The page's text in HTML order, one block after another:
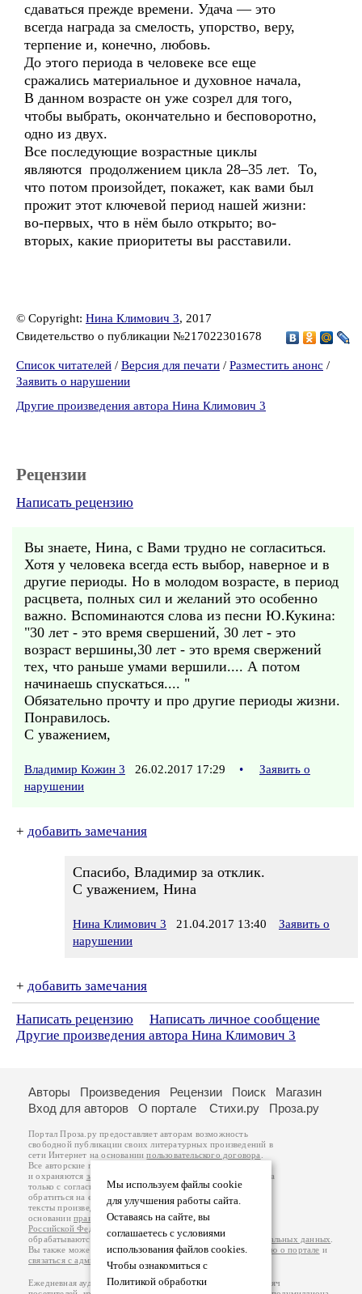
сдаваться прежде времени. Удача — это
всегда награда за смелость, упорство, веру,
терпение и, конечно, любовь.
До этого периода в человеке все еще
сражались материальное и духовное начала,
В данном возрасте он уже созрел для того,
чтобы выбрать, окончательно и бесповоротно,
одно из двух.
Все последующие возрастные циклы
являются продолжением цикла 28–35 лет. То,
что потом произойдет, покажет, как вами был
прожит этот ключевой период нашей жизни:
во-первых, что в нём было открыто; во-
вторых, какие приоритеты вы расставили.
© Copyright: Нина Климович 3, 2017
Свидетельство о публикации №217022301678
Список читателей / Версия для печати / Разместить анонс /
Заявить о нарушении
Другие произведения автора Нина Климович 3
Рецензии
Написать рецензию
Вы знаете, Нина, с Вами трудно не согласиться.
Хотя у человека всегда есть выбор, наверное и в
другие периоды. Но в молодом возрасте, в период
расцвета, полных сил и желаний это особенно
важно. Вспоминаются слова из песни Ю.Кукина:
"30 лет - это время свершений, 30 лет - это
возраст вершины,30 лет - это время свержений
тех, что раньше умами вершили.... А потом
начинаешь спускаться.... "
Обязательно прочту и про другие периоды жизни.
Понравилось.
С уважением,
Владимир Кожин 3 26.02.2017 17:29 •
Заявить о
нарушении
+ добавить замечания
Спасибо, Владимир за отклик.
С уважением, Нина
Нина Климович 3 21.04.2017 13:40
Заявить о
нарушении
+ добавить замечания
Написать рецензию
Написать личное сообщение
Другие произведения автора Нина Климович 3
Мы используем файлы cookie
для улучшения работы сайта.
Оставаясь на сайте, вы
соглашаетесь с условиями
использования файлов cookies.
Чтобы ознакомиться с
Политикой обработки
Авторы Произведения Рецензии Поиск
Магазин
Вход для авторов
О портале Стихи.ру Проза.ру
Портал Проза.ру предоставляет авторам возможность
свободной публикации своих литературных произведений в
сети Интернет на основаниипользовательского договора
Все авторские права на произведения принадлежат авторам
и охраняются законом
. Перепечатка произведений возможна
только с согласия его автора, к которому вы можете
обратиться на его авторской странице. Ответственность за
тексты произведений авторы несут самостоятельно на
основанииправил публикацииизаконодательства
Российской Федерации
обрабатываются на основанииПолитики обработки персональных данных
Вы также можете посмотреть более подробнуюинформацию о портале и
связаться с администрацией
Ежедневная аудитория портала Проза.ру – порядка 100 тысяч